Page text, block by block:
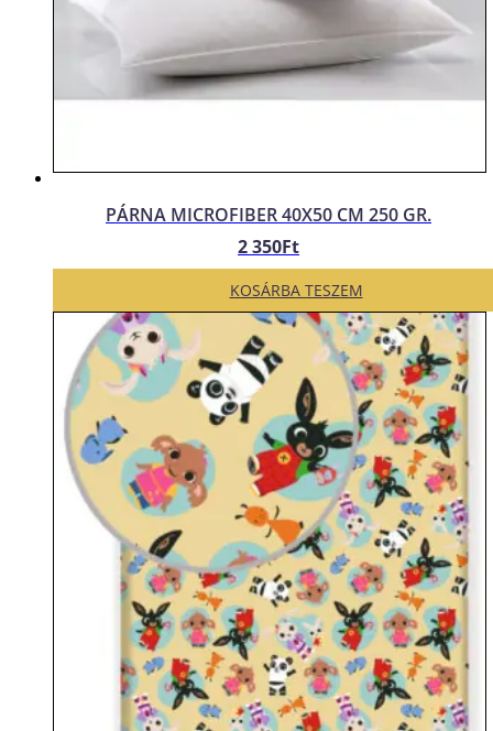
PÁRNA MICROFIBER 40X50 CM 250 GR.
2 350Ft
KOSÁRBA TESZEM